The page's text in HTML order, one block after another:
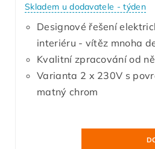
Skladem u dodavatele - týden
Designové řešení
interiéru - vítěz mnoha
Kvalitní zpracování od
Varianta 2 x 230V s
matný chrom